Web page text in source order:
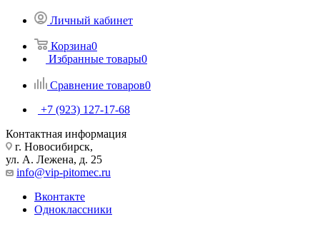
Личный кабинет
Корзина0
Избранные товары0
Сравнение товаров0
+7 (923) 127-17-68
Контактная информация
г. Новосибирск,
ул. А. Лежена, д. 25
info@vip-pitomec.ru
Вконтакте
Одноклассники